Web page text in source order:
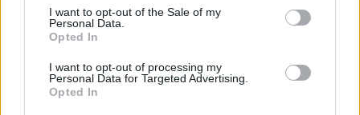
consent section.
I want to opt-out of the Sale of my
Personal Data.
Opted In
I want to opt-out of processing my
Personal Data for Targeted Advertising.
Opted In